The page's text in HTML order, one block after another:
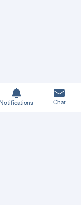
Notifications Chat